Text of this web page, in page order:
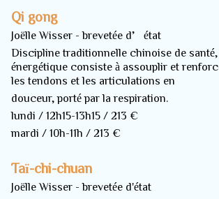
Qi gong
Joëlle Wisser - brevetée d’état
Discipline traditionnelle chinoise de
énergétique consiste à assouplir et
les tendons et les articulations en
douceur, porté par la respiration.
lundi / 12h15-13h15 / 213 €
mardi / 10h-11h / 213 €
Taï-chi-chuan
Joëlle Wisser - brevetée d'état